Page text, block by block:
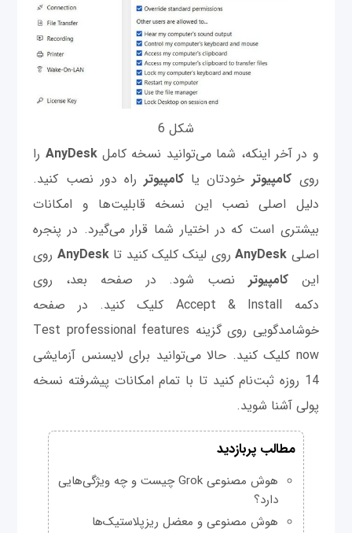
شکل 6
و در آخر اینکه، شما می‌توانید نسخه کاملAnyDesk را
روی کامپیوترخودتان یا کامپیوترراه دور نصب کنید.
دلیل اصلی نصب این نسخه قابلیت‌ها و امکانات
بیشتری است که در اختیار شما قرار می‌‌گیرد. در پنجره
اصلی AnyDeskروی لینک کلیک کنید تاAnyDesk روی
اینکامپیوتر نصب شود. در صفحه بعد، روی
دکمه Accept & Install کلیک کنید. در صفحه
خوشامدگویی روی گزینه Test professional features
now کلیک کنید. حالا می‌توانید برای لایسنس آزمایشی
14 روزه ثبت‌نام کنید تا با تمام امکانات پیشرفته نسخه
پولی آشنا شوید.
مطالب پربازدید
هوش مصنوعی Grok چیست و چه ویژگی‌هایی
دارد؟
هوش مصنوعی و معضل ریزپلاستیک‌ها